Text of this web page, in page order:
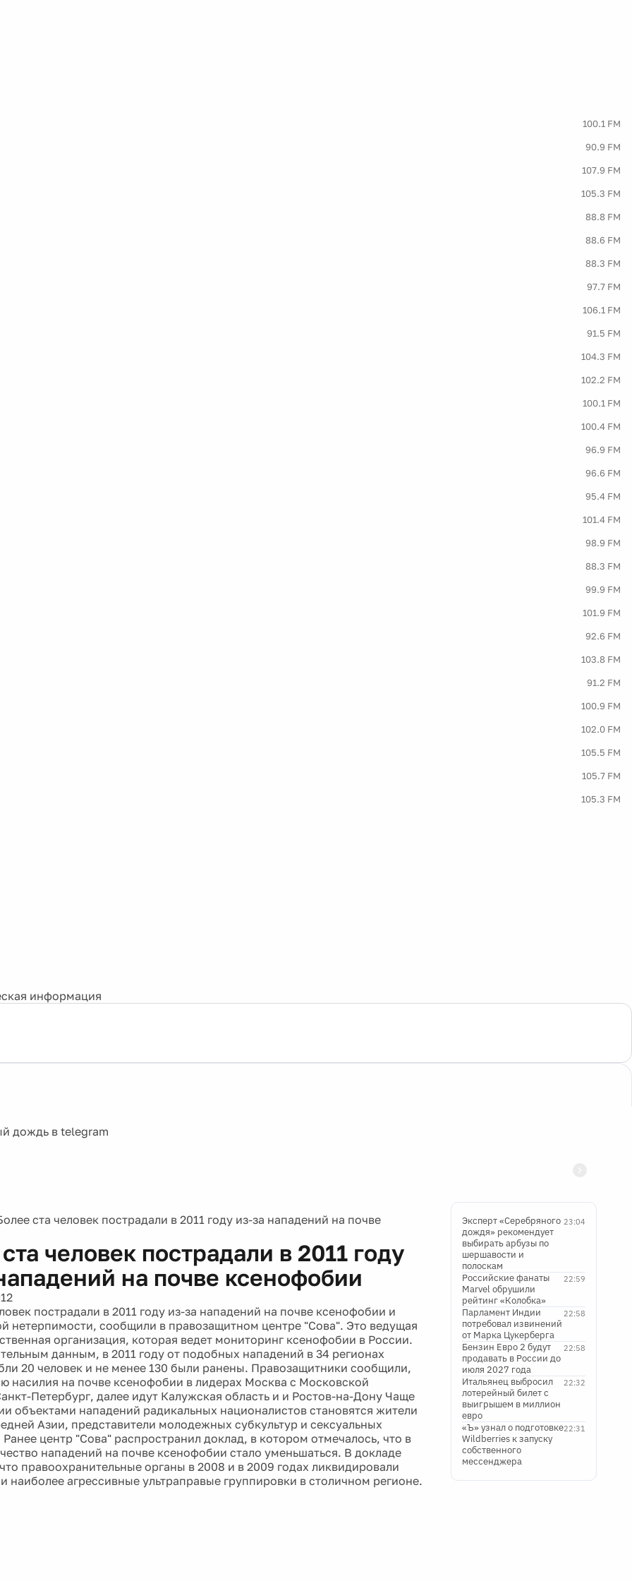
100.1 FM
90.9 FM
107.9 FM
105.3 FM
88.8 FM
88.6 FM
88.3 FM
97.7 FM
106.1 FM
91.5 FM
104.3 FM
102.2 FM
100.1 FM
100.4 FM
96.9 FM
96.6 FM
95.4 FM
101.4 FM
98.9 FM
88.3 FM
99.9 FM
101.9 FM
92.6 FM
103.8 FM
91.2 FM
100.9 FM
102.0 FM
105.5 FM
105.7 FM
105.3 FM
информация
ста человек пострадали в 2011 году из-за нападений на почве
человек пострадали в 2011 году
на почве ксенофобии
пострадали в 2011 году из-за нападений на почве ксенофобии и
нетерпимости, сообщили в правозащитном центре "Сова". Это ведущая
организация, которая ведет мониторинг ксенофобии в России.
данным, в 2011 году от подобных нападений в 34 регионах
20 человек и не менее 130 были ранены. Правозащитники сообщили,
насилия на почве ксенофобии в лидерах Москва с Московской
Петербург, далее идут Калужская область и и Ростов-на-Дону Чаще
объектами нападений радикальных националистов становятся жители
Азии, представители молодежных субкультур и сексуальных
центр "Сова" распространил доклад, в котором отмечалось, что в
нападений на почве ксенофобии стало уменьшаться. В докладе
правоохранительные органы в 2008 и в 2009 годах ликвидировали
наиболее агрессивные ультраправые группировки в столичном регионе.
23:04
Эксперт «Серебряного
дождя» рекомендует
выбирать арбузы по
шершавости и
полоскам
22:59
Российские фанаты
Marvel обрушили
рейтинг «Колобка»
22:58
Парламент Индии
потребовал извинений
от Марка Цукерберга
22:58
Бензин Евро 2 будут
продавать в России до
июля 2027 года
22:32
Итальянец выбросил
лотерейный билет с
выигрышем в миллион
евро
22:31
«Ъ» узнал о подготовке
Wildberries к запуску
собственного
мессенджера